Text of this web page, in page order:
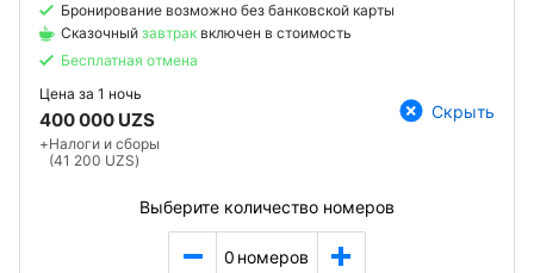
Бронирование возможно без банковской карты
Сказочный завтрак включен в стоимость
Бесплатная отмена
Цена за 1 ночь
400 000 UZS
+Налоги и сборы
(41 200 UZS)
Скрыть
Выберите количество номеров
0 номеров